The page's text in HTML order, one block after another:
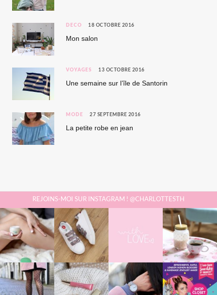
DÉCO 18 OCTOBRE 2016
Mon salon
VOYAGES 13 OCTOBRE 2016
Une semaine sur l’île de Santorin
MODE 27 SEPTEMBRE 2016
La petite robe en jean
REJOINS-MOI SUR INSTAGRAM ! @CHARLOTTESTH